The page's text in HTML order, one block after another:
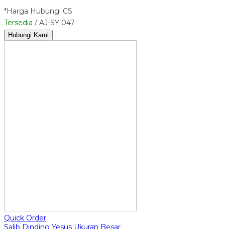
*Harga Hubungi CS
Tersedia / AJ-SY 047
Hubungi Kami
Quick Order
Salib Dinding Yesus Ukuran Besar